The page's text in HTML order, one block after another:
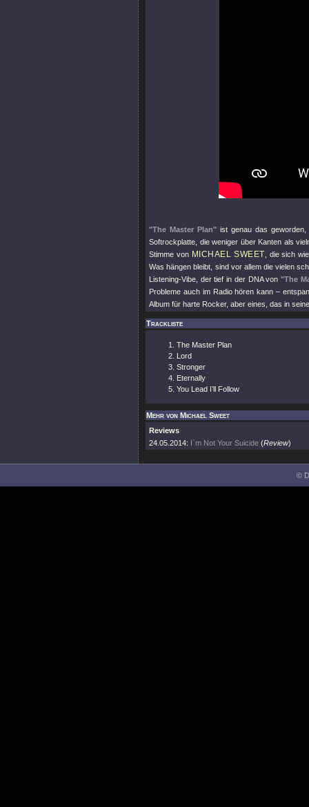
"The Master Plan" ist genau das
Softrockplatte, die weniger über Kanten als
Stimme von MICHAEL SWEET , die sich
Was hängen bleibt, sind vor allem die vielen
Listening-Vibe, der tief in der DNA von"The
Probleme auch im Radio hören kann –
Album für harte Rocker, aber eines, das in
Trackliste
The Master Plan
Lord
Stronger
Eternally
You Lead I’ll Follow
Mehr von Michael Sweet
Reviews
24.05.2014: I`m Not Your Suicide (Review)
©